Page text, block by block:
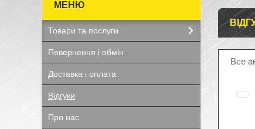
Все
Товари та послуги
Повернення і обмін
Доставка і оплата
Відгуки
Про нас